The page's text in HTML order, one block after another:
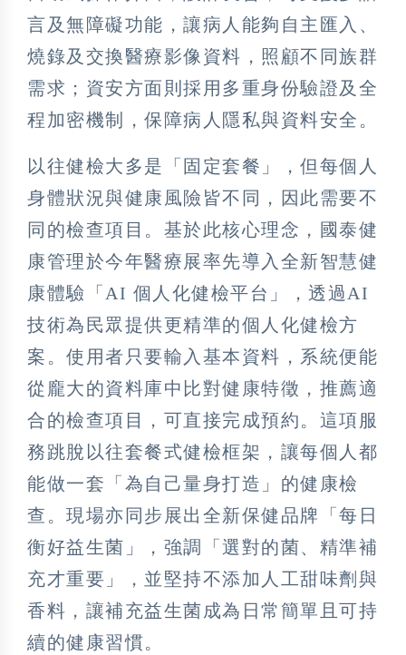
言及無障礙功能，讓病人能夠自主匯入、
燒錄及交換醫療影像資料，照顧不同族群
需求；資安方面則採用多重身份驗證及全
程加密機制，保障病人隱私與資料安全。
以往健檢大多是「固定套餐」，但每個人
身體狀況與健康風險皆不同，因此需要不
同的檢查項目。基於此核心理念，國泰健
康管理於今年醫療展率先導入全新智慧健
康體驗「AI 個人化健檢平台」，透過AI
技術為民眾提供更精準的個人化健檢方
案。使用者只要輸入基本資料，系統便能
從龐大的資料庫中比對健康特徵，推薦適
合的檢查項目，可直接完成預約。這項服
務跳脫以往套餐式健檢框架，讓每個人都
能做一套「為自己量身打造」的健康檢
查。現場亦同步展出全新保健品牌「每日
衡好益生菌」，強調「選對的菌、精準補
充才重要」，並堅持不添加人工甜味劑與
香料，讓補充益生菌成為日常簡單且可持
續的健康習慣。